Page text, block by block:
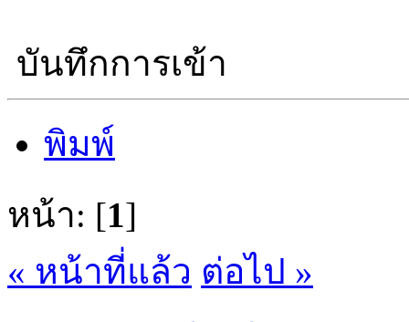
บันทึกการเข้า
พิมพ์
หน้า: [1]
« หน้าที่แล้ว ต่อไป »